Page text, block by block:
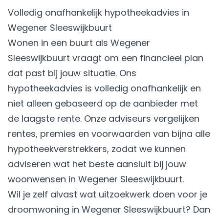
Volledig onafhankelijk hypotheekadvies in
Wegener Sleeswijkbuurt
Wonen in een buurt als Wegener
Sleeswijkbuurt vraagt om een financieel plan
dat past bij jouw situatie. Ons
hypotheekadvies is volledig onafhankelijk en
niet alleen gebaseerd op de aanbieder met
de laagste rente. Onze adviseurs vergelijken
rentes, premies en voorwaarden van bijna alle
hypotheekverstrekkers, zodat we kunnen
adviseren wat het beste aansluit bij jouw
woonwensen in Wegener Sleeswijkbuurt.
Wil je zelf alvast wat uitzoekwerk doen voor je
droomwoning in Wegener Sleeswijkbuurt? Dan